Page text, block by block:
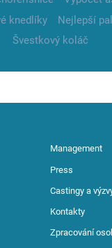
knedlíky
Nejlepší
Švestkový koláč
Management
Press
Castingy a
Kontakty
Zpracování